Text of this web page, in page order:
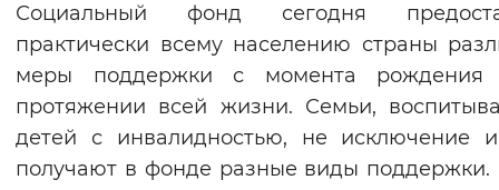
Звуковой ассистент
Воспроизвести Остановить
Вернуть стандартные настройки
Социальный фонд сегодня
практически всему населению страны
меры поддержки с момента
протяжении всей жизни. Семьи,
детей с инвалидностью, не исключение
получают в фонде разные виды поддержки.